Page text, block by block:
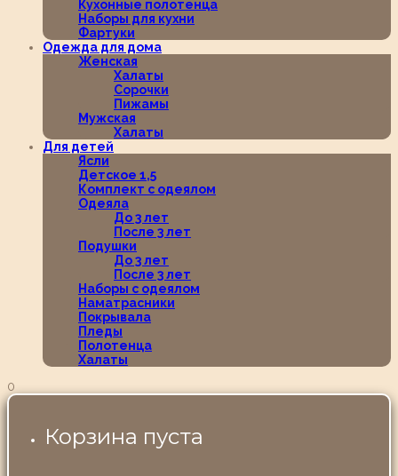
Кухонные полотенца
Наборы для кухни
Фартуки
Одежда для дома
Женская
Халаты
Сорочки
Пижамы
Мужская
Халаты
Для детей
Ясли
Детское 1,5
Комплект с одеялом
Одеяла
До 3 лет
После 3 лет
Подушки
До 3 лет
После 3 лет
Наборы с одеялом
Наматрасники
Покрывала
Пледы
Полотенца
Халаты
0
Корзина пуста